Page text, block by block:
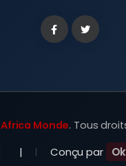
FacebookTwitter
Africa Monde. Tous
| Conçu par